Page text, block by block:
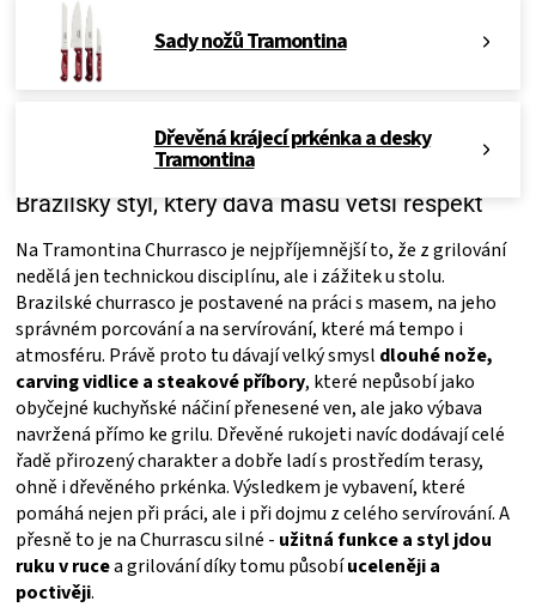
Sady nožů Tramontina
Dřevěná krájecí prkénka a desky
Tramontina
Brazilský styl, který dává masu větší respekt
Na Tramontina Churrasco je nejpříjemnější to, že z grilování
nedělá jen technickou disciplínu, ale i zážitek u stolu.
Brazilské churrasco je postavené na práci s masem, na jeho
správném porcování a na servírování, které má tempo i
atmosféru. Právě proto tu dávají velký smysl dlouhé nože,
carving vidlice a steakové příbory, které nepůsobí jako
obyčejné kuchyňské náčiní přenesené ven, ale jako výbava
navržená přímo ke grilu. Dřevěné rukojeti navíc dodávají celé
řadě přirozený charakter a dobře ladí s prostředím terasy,
ohně i dřevěného prkénka. Výsledkem je vybavení, které
pomáhá nejen při práci, ale i při dojmu z celého servírování. A
přesně to je na Churrascu silné - užitná funkce a styl jdou
ruku v rucea grilování díky tomu působíuceleněji a
poctivěji.